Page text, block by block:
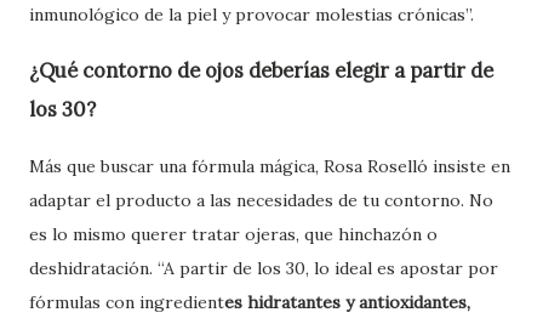
inmunológico de la piel y provocar molestias crónicas”.
¿Qué contorno de ojos deberías elegir a partir de
los 30?
Más que buscar una fórmula mágica, Rosa Roselló insiste en
adaptar el producto a las necesidades de tu contorno. No
es lo mismo querer tratar ojeras, que hinchazón o
deshidratación. “A partir de los 30, lo ideal es apostar por
fórmulas con ingredientes hidratantes y antioxidantes,